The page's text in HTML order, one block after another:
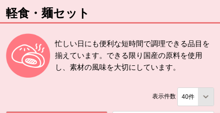
軽食・麺セット
忙しい日にも便利な短時間で調理できる品目を
揃えています。できる限り国産の原料を使用
し、素材の風味を大切にしています。
表示件数